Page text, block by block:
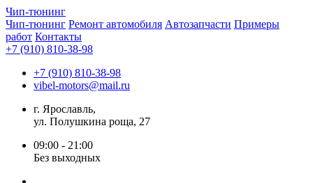
Чип-тюнинг
Чип-тюнинг Ремонт автомобиля Автозапчасти Примеры
работ Контакты
+7 (910) 810-38-98
+7 (910) 810-38-98
vibel-motors@mail.ru
г. Ярославль,
ул. Полушкина роща, 27
09:00 - 21:00
Без выходных